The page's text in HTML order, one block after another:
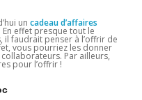
un cadeau d’affaires
effet presque tout le
faudrait penser à l’offrir de
vous pourriez les donner
Par ailleurs,
pour l’offrir !